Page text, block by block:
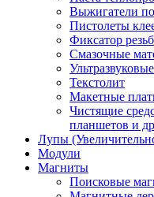
Выжигатели
Пистолеты
Фиксатор
Смазочные
Текстолит
Макетные
Чистящие
планшетов и
Лупы
Модули
Магниты
Поисковые